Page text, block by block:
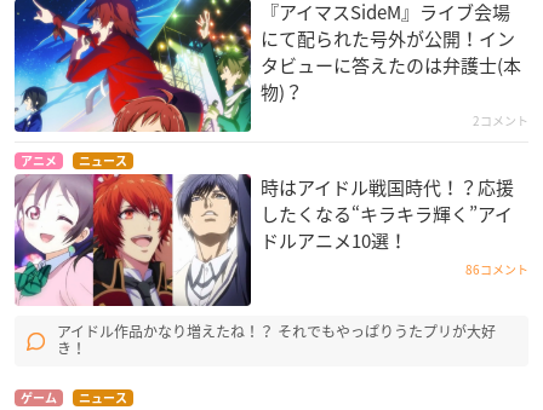
『アイマスSideM』ライブ会場
にて配られた号外が公開！イン
タビューに答えたのは弁護士(本
物)？
2コメント
アニメ ニュース
時はアイドル戦国時代！？応援
したくなる“キラキラ輝く”アイ
ドルアニメ10選！
86コメント
アイドル作品かなり増えたね！？ それでもやっぱりうたプリが大好
き！
ゲーム ニュース